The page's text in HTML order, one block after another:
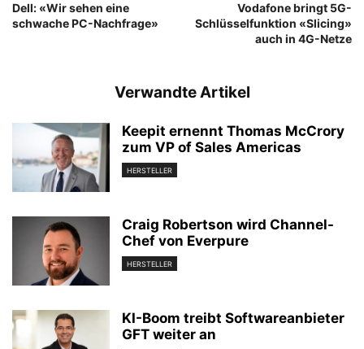
Dell: «Wir sehen eine
schwache PC-Nachfrage»
Vodafone bringt 5G-
Schlüsselfunktion «Slicing»
auch in 4G-Netze
Verwandte Artikel
Keepit ernennt Thomas McCrory
zum VP of Sales Americas
HERSTELLER
Craig Robertson wird Channel-
Chef von Everpure
HERSTELLER
KI-Boom treibt Softwareanbieter
GFT weiter an